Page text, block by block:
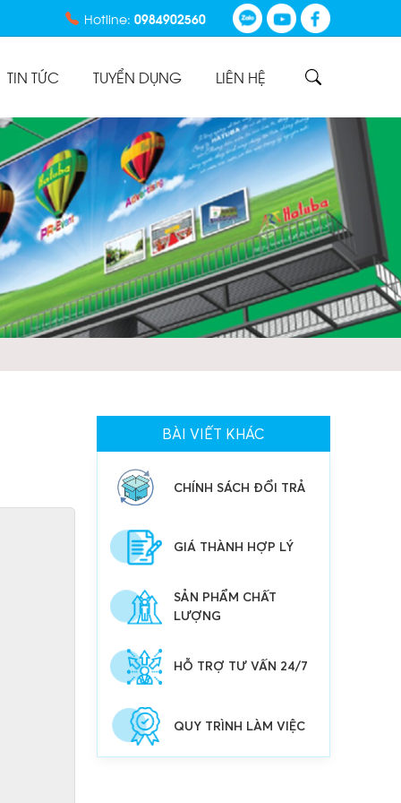
Hotline: 0984902560
TIN TỨC TUYỂN DỤNG LIÊN HỆ
BÀI VIẾT KHÁC
CHÍNH SÁCH ĐỔI TRẢ
GIÁ THÀNH HỢP LÝ
SẢN PHẨM CHẤT
LƯỢNG
HỖ TRỢ TƯ VẤN 24/7
QUY TRÌNH LÀM VIỆC
CHÍNH SÁCH QUẢNG
CÁO TRƯỜNG PHÁT
CHÍNH SÁCH BẢO MẬT
CHÍNH SÁCH ĐỔI TRẢ
GIÁ THÀNH HỢP LÝ
SẢN PHẨM CHẤT
LƯỢNG
HỖ TRỢ TƯ VẤN 24/7
QUY TRÌNH LÀM VIỆC